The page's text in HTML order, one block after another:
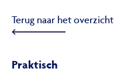
Terug naar het overzicht
Praktisch